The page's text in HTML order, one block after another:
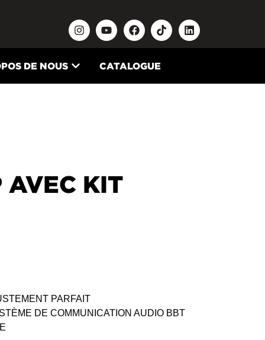
DE NOUS CATALOGUE
AVEC KIT
PARFAIT
DE COMMUNICATION AUDIO BBT